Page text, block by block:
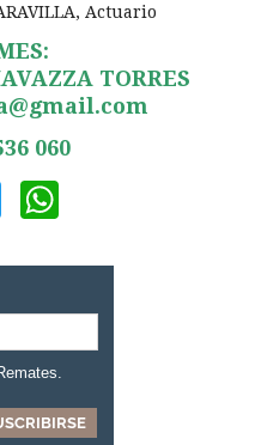
Actuario
TORRES
060
Twitter